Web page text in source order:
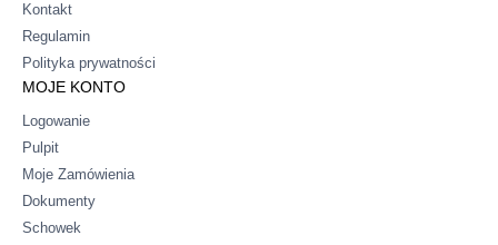
Kontakt
Regulamin
Polityka prywatności
MOJE KONTO
Logowanie
Pulpit
Moje Zamówienia
Dokumenty
Schowek